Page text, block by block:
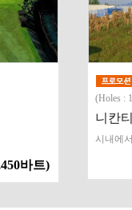
바트)
(Holes :
니칸
시내에